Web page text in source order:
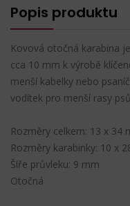
Popis produktu
Kovová otočná karabina
cca 10 mm k výrobě
menší kabelky nebo
vodítek pro menší rasy
Rozměry celkem: 13 x 34
Rozměry karabinky: 10 x
Šíře průvleku: 9 mm
Otočná